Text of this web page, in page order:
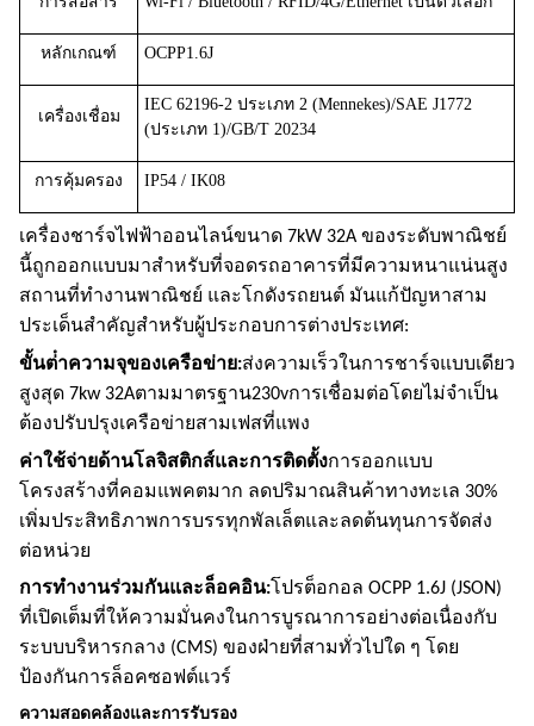
หลักเกณฑ์ OCPP1.6J
เครื่องเชื่อม
IEC 62196-2 ประเภท 2 (Mennekes)/SAE J1772
(ประเภท 1)/GB/T 20234
การคุ้มครอง IP54 / IK08
เครื่องชาร์จไฟฟ้าออนไลน์ขนาด 7kW 32A ของระดับพาณิชย์
นี้ถูกออกแบบมาสําหรับที่จอดรถอาคารที่มีความหนาแน่นสูง
สถานที่ทํางานพาณิชย์ และโกดังรถยนต์ มันแก้ปัญหาสาม
ประเด็นสําคัญสําหรับผู้ประกอบการต่างประเทศ:
ขั้นต่ําความจุของเครือข่าย:ส่งความเร็วในการชาร์จแบบเดียว
สูงสุด 7kw 32Aตามมาตรฐาน230vการเชื่อมต่อโดยไม่จําเป็น
ต้องปรับปรุงเครือข่ายสามเฟสที่แพง
ค่าใช้จ่ายด้านโลจิสติกส์และการติดตั้งการออกแบบ
โครงสร้างที่คอมแพคตมาก ลดปริมาณสินค้าทางทะเล 30%
เพิ่มประสิทธิภาพการบรรทุกพัลเล็ตและลดต้นทุนการจัดส่ง
ต่อหน่วย
การทํางานร่วมกันและล็อคอิน: โปรต็อกอล OCPP 1.6J (JSON)
ที่เปิดเต็มที่ให้ความมั่นคงในการบูรณาการอย่างต่อเนื่องกับ
ระบบบริหารกลาง (CMS) ของฝ่ายที่สามทั่วไปใด ๆ โดย
ป้องกันการล็อคซอฟต์แวร์
ความสอดคล้องและการรับรอง